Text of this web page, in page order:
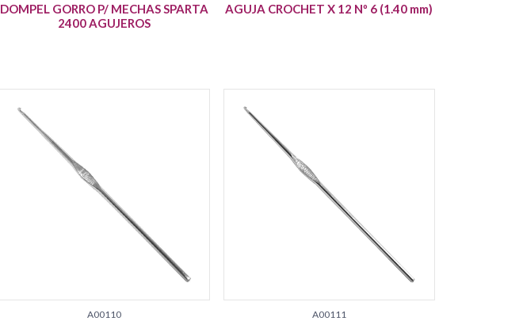
DOMPEL GORRO P/ MECHAS SPARTA
2400 AGUJEROS
AGUJA CROCHET X 12 Nº 6 (1.40 mm)
A00110 A00111